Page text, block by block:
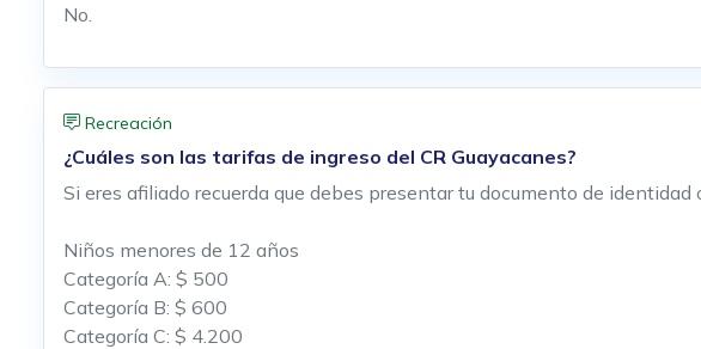
No.
Recreación
¿Cuáles son las tarifas de ingreso del CR Guayacanes?
Si eres afiliado recuerda que debes presentar tu documento de
Niños menores de 12 años
Categoría A: $ 500
Categoría B: $ 600
Categoría C: $ 4.200